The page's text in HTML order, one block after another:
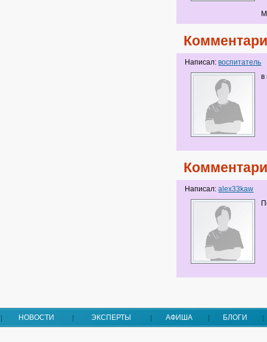
Написал:воспитатель
в
Написал:alex33kaw
НОВОСТИ ЭКСПЕРТЫ АФИША БЛОГИ